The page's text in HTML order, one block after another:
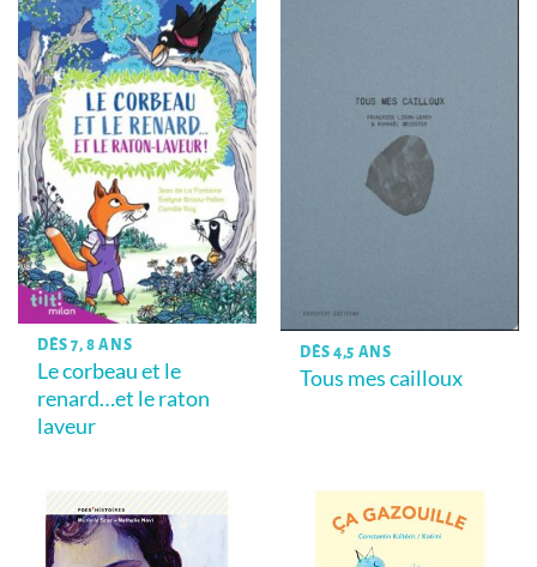
DÈS 7, 8 ANS
Le corbeau et le
renard…et le raton
laveur
DÈS 4,5 ANS
Tous mes cailloux